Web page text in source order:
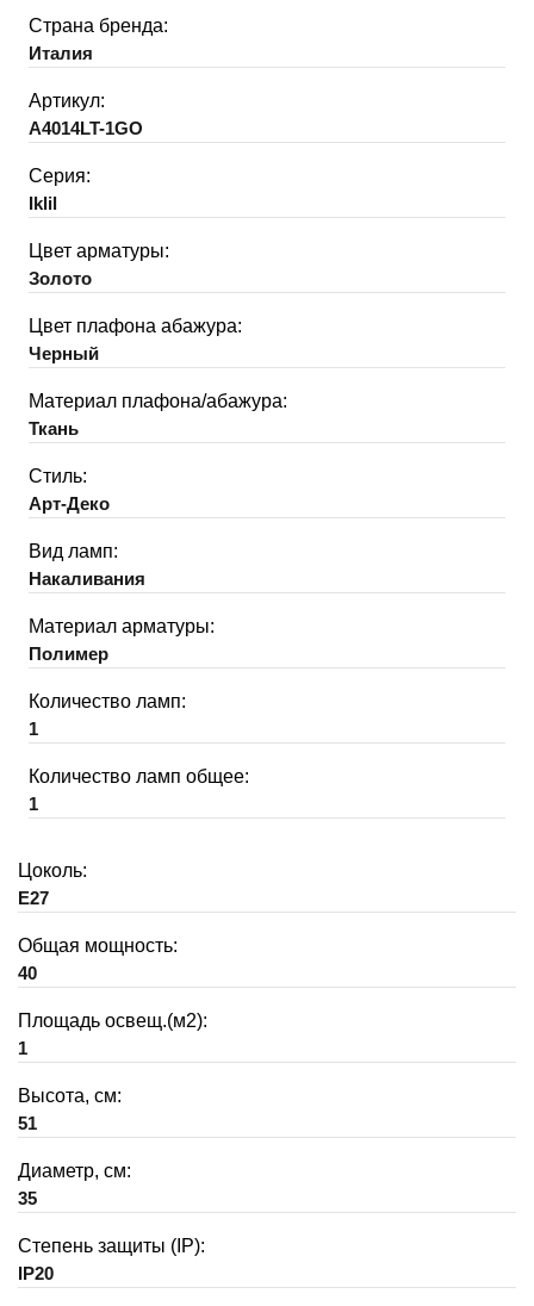
Страна бренда:
Италия
Артикул:
A4014LT-1GO
Серия:
Iklil
Цвет арматуры:
Золото
Цвет плафона абажура:
Черный
Материал плафона/абажура:
Ткань
Стиль:
Арт-Деко
Вид ламп:
Накаливания
Материал арматуры:
Полимер
Количество ламп:
1
Количество ламп общее:
1
Цоколь:
E27
Общая мощность:
40
Площадь освещ.(м2):
1
Высота, см:
51
Диаметр, см:
35
Степень защиты (IP):
IP20